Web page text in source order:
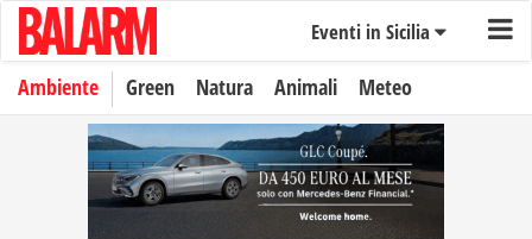
Eventi in Sicilia
Ambiente Green Natura Animali Meteo